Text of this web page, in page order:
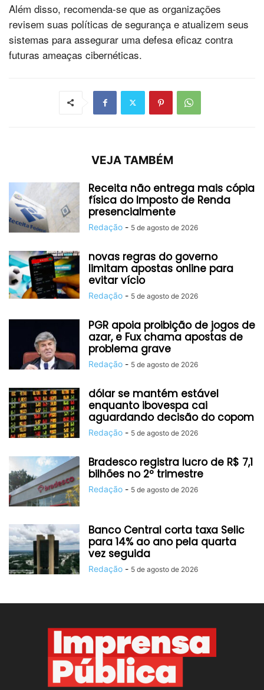
Além disso, recomenda-se que as organizações
revisem suas políticas de segurança e atualizem seus
sistemas para assegurar uma defesa eficaz contra
futuras ameaças cibernéticas.
VEJA TAMBÉM
Receita não entrega mais cópia
física do Imposto de Renda
presencialmente
Redação - 5 de agosto de 2026
novas regras do governo
limitam apostas online para
evitar vício
Redação - 5 de agosto de 2026
PGR apoia proibição de jogos de
azar, e Fux chama apostas de
problema grave
Redação - 5 de agosto de 2026
dólar se mantém estável
enquanto ibovespa cai
aguardando decisão do copom
Redação - 5 de agosto de 2026
Bradesco registra lucro de R$ 7,1
bilhões no 2º trimestre
Redação - 5 de agosto de 2026
Banco Central corta taxa Selic
para 14% ao ano pela quarta
vez seguida
Redação - 5 de agosto de 2026